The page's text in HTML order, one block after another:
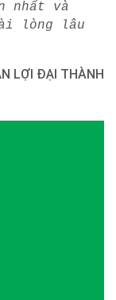
nhất và
lòng lâu
LỢI ĐẠI THÀNH